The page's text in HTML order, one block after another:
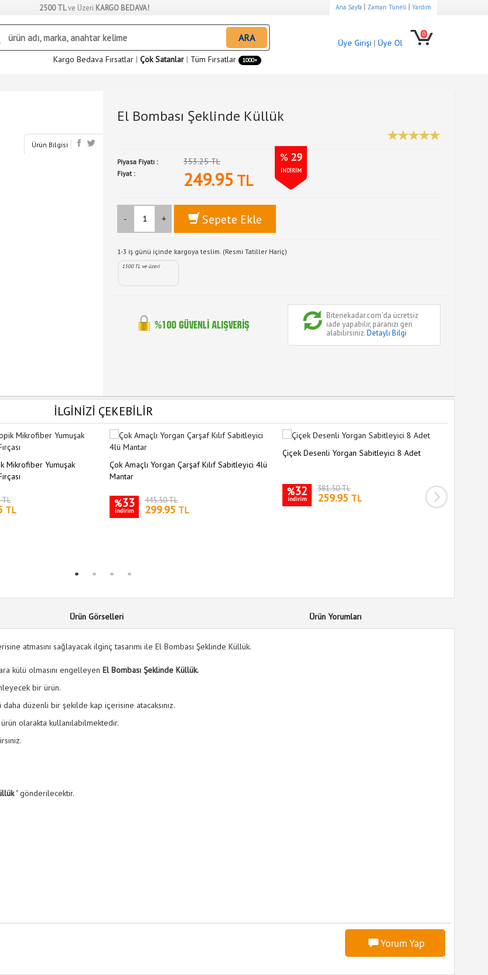
2500 TLve Üzeri KARGO BEDAVA! Ana Sayfa | Zaman Tüneli | Yardım
ARA
Kargo Bedava Fırsatlar | Çok Satanlar | Tüm Fırsatlar 1000+
Üye Girişi | Üye Ol
0
Ürün Bilgisi
El Bombası Şeklinde Küllük
Piyasa Fiyatı : 353.25 TL % 29
İNDİRİM
Fiyat : 249.95 TL
- + Sepete Ekle
1-3 iş günü içinde kargoya teslim. (Resmi Tatiller Hariç)
1500 TL ve üzeri
Bitenekadar.com'da ücretsiz
iade yapabilir, paranızı geri
alabilirsiniz.Detaylı Bilgi
İLGİNİZİ ÇEKEBİLİR
Mikrofiber Yumuşak
TL
TL
Çok Amaçlı Yorgan Çarşaf Kılıf Sabitleyici 4lü
Mantar
%33
indirim
445.50 TL
299.95 TL
Çiçek Desenli Yorgan Sabitleyici 8 Adet
%32
indirim
381.50 TL
259.95 TL
Ürün Görselleri Ürün Yorumları
atmasını sağlayacak ilginç tasarımı ile El Bombası Şeklinde Küllük.
külü olmasını engelleyen El Bombası Şeklinde Küllük.
bir ürün.
düzenli bir şekilde kap içerisine atacaksınız.
olarakta kullanılabilmektedir.
" gönderilecektir.
Yorum Yap